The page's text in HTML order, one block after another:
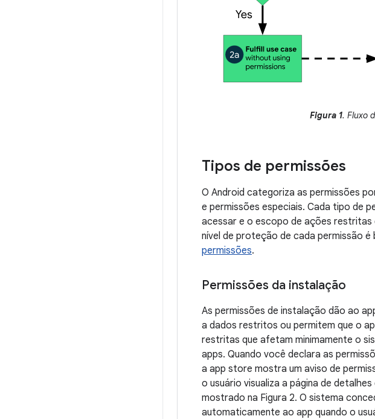
Figura 1. Fluxo
Tipos de permissões
O Android categoriza as permissões
e permissões especiais. Cada tipo de
acessar e o escopo de ações restritas
nível de proteção de cada permissão
permissões.
Permissões da instalação
As permissões de instalação dão ao
a dados restritos ou permitem que o
restritas que afetam minimamente o
apps. Quando você declara as
a app store mostra um aviso de
o usuário visualiza a página de
mostrado na Figura 2. O sistema
automaticamente ao app quando o